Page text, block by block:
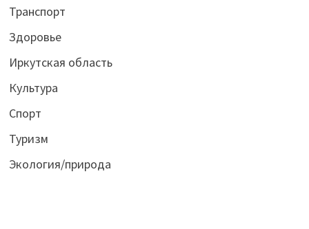
Транспорт
Здоровье
Иркутская область
Культура
Спорт
Туризм
Экология/природа